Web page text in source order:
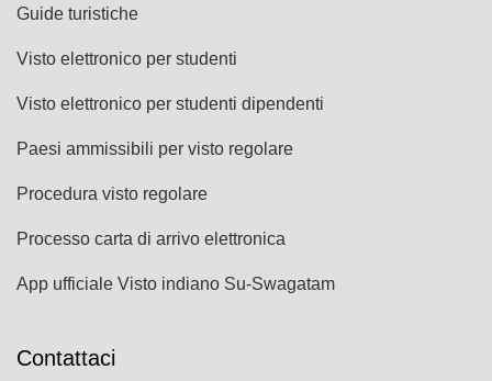
Guide turistiche
Visto elettronico per studenti
Visto elettronico per studenti dipendenti
Paesi ammissibili per visto regolare
Procedura visto regolare
Processo carta di arrivo elettronica
App ufficiale Visto indiano Su-Swagatam
Contattaci